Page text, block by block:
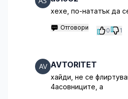
хехе, по-нататък да
Отговори 0 1
AVTORITET
хайди, не се
4асовниците, а